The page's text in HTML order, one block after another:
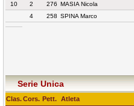
10
2 276 MASIA Nicola
4
258 SPINA Marco
Serie Unica
Clas.Cors. Pett. Atleta